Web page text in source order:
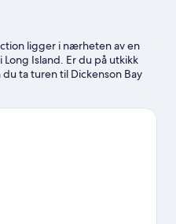
ligger i nærheten av en
Island. Er du på utkikk
ta turen til Dickenson Bay
barn? Da bør du ikke gå
fridykking og parasailing,